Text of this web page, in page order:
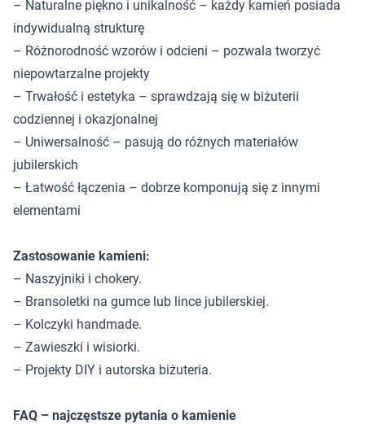
– Naturalne piękno i unikalność – każdy kamień posiada
indywidualną strukturę
– Różnorodność wzorów i odcieni – pozwala tworzyć
niepowtarzalne projekty
– Trwałość i estetyka – sprawdzają się w biżuterii
codziennej i okazjonalnej
– Uniwersalność – pasują do różnych materiałów
jubilerskich
– Łatwość łączenia – dobrze komponują się z innymi
elementami
Zastosowanie kamieni:
– Naszyjniki i chokery.
– Bransoletki na gumce lub lince jubilerskiej.
– Kolczyki handmade.
– Zawieszki i wisiorki.
– Projekty DIY i autorska biżuteria.
FAQ – najczęstsze pytania o kamienie